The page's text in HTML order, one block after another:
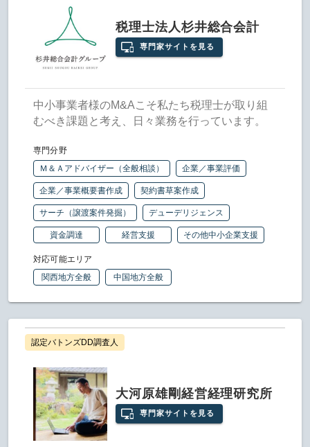
税理士法人杉井総合会計
専門家サイトを見る
中小事業者様のM&Aこそ私たち税理士が取り組
むべき課題と考え、日々業務を行っています。
専門分野
Ｍ＆Ａアドバイザー（全般相談）
企業／事業評価
企業／事業概要書作成 契約書草案作成
サーチ（譲渡案件発掘） デューデリジェンス
資金調達 経営支援 その他中小企業支援
対応可能エリア
関西地方全般
中国地方全般
認定バトンズDD調査人
大河原雄剛経営経理研究所
専門家サイトを見る